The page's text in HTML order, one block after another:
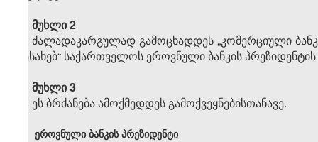
მუხლი 2
ძალადაკარგულად გამოცხადდეს „კომერციული
შესახებ“ საქართველოს ეროვნული ბანკის
მუხლი 3
ეს ბრძანება ამოქმედდეს გამოქვეყნებისთანავე.
ეროვნული ბანკის პრეზიდენტი